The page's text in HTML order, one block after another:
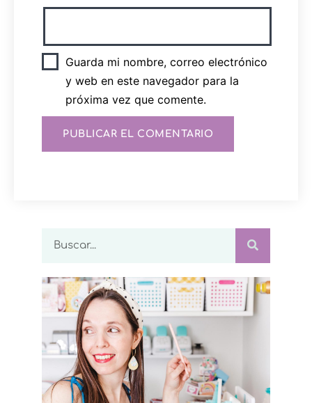
Guarda mi nombre, correo electrónico
y web en este navegador para la
próxima vez que comente.